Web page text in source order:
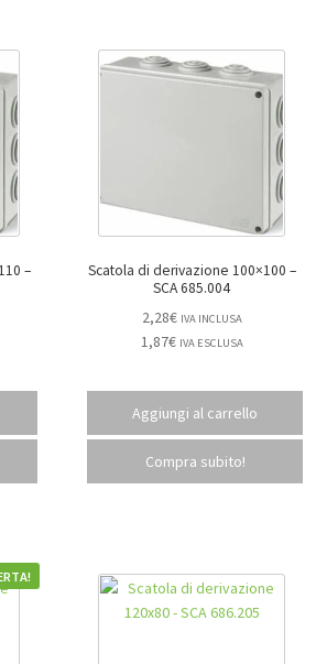
–
Scatola di derivazione 100×100 –
SCA 685.004
2,28€ IVA INCLUSA
1,87€ IVA ESCLUSA
Aggiungi al carrello
Compra subito!